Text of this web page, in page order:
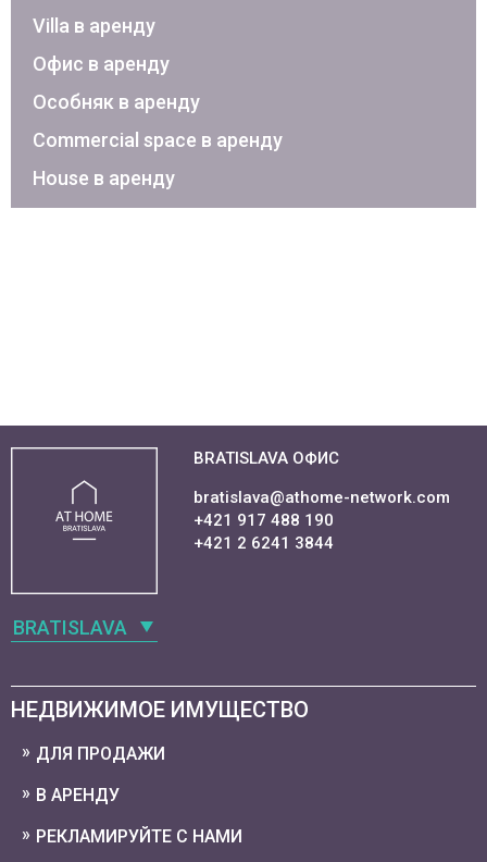
Villa в аренду
Офис в аренду
Особняк в аренду
Commercial space в аренду
House в аренду
BRATISLAVA
BRATISLAVA ОФИС
bratislava@athome-network.com
+421 917 488 190
+421 2 6241 3844
НЕДВИЖИМОЕ ИМУЩЕСТВО
ДЛЯ ПРОДАЖИ
В АРЕНДУ
РЕКЛАМИРУЙТЕ С НАМИ